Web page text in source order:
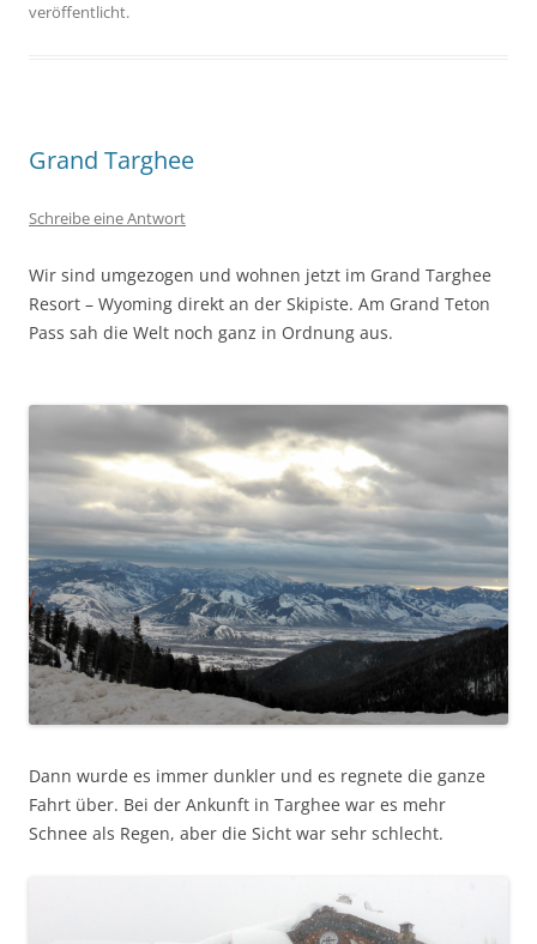
veröffentlicht.
Grand Targhee
Schreibe eine Antwort
Wir sind umgezogen und wohnen jetzt im Grand Targhee
Resort – Wyoming direkt an der Skipiste. Am Grand Teton
Pass sah die Welt noch ganz in Ordnung aus.
Dann wurde es immer dunkler und es regnete die ganze
Fahrt über. Bei der Ankunft in Targhee war es mehr
Schnee als Regen, aber die Sicht war sehr schlecht.